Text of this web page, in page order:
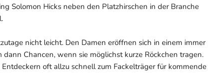
Solomon Hicks neben den Platzhirschen in der Branche
nicht leicht. Den Damen eröffnen sich in einem immer
Chancen, wenn sie möglichst kurze Röckchen tragen.
oft allzu schnell zum Fackelträger für kommende